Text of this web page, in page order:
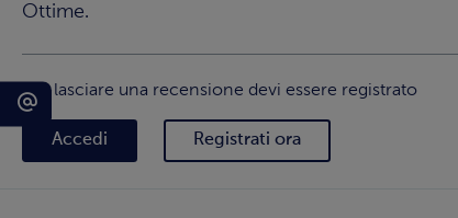
Ottime.
Per lasciare una recensione devi essere registrato
Accedi Registrati ora